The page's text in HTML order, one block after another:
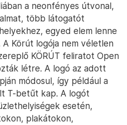
a neonfényes útvonal,
több látogatót
egyed elem lenne
Körút logója nem véletlen
KÖRÚT feliratot Open
létre. A logó az adott
módosul, így például a
T-betűt kap. A logót
esetén,
plakátokon,